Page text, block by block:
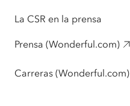
La CSR en la prensa
Prensa (Wonderful.com)
Carreras (Wonderful.com)